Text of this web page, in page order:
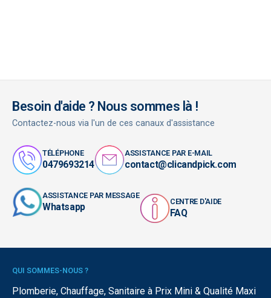
Besoin d'aide ? Nous sommes là !
Contactez-nous via l'un de ces canaux d'assistance
TÉLÉPHONE
0479693214
ASSISTANCE PAR E-MAIL
contact@clicandpick.com
ASSISTANCE PAR MESSAGE
Whatsapp CENTRE D'AIDE
FAQ
QUI SOMMES-NOUS ?
Plomberie, Chauffage, Sanitaire à Prix Mini & Qualité Maxi